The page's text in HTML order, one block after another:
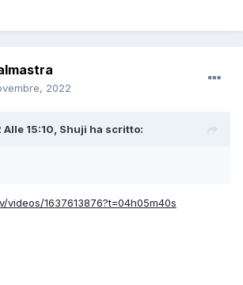
2022
15:10, Shuji ha scritto:
videos/1637613876?t=04h05m40s